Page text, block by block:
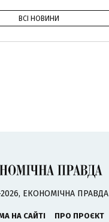
ВСІ НОВИНИ
ЕКОНОМІЧНА ПРАВДА
НА САЙТІ
ПРО ПРОЄКТ